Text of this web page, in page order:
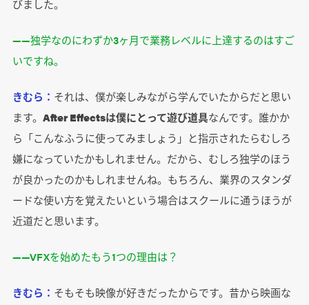
びました。
――独学なのにわずか3ヶ月で業務レベルに上達するのはすご
いですね。
きむら： それは、僕が楽しみながら学んでいたからだと思い
ます。 After Effectsは僕にとって遊び道具なんです。誰かか
ら「こんなふうに使ってみましょう」と指示されたらむしろ
嫌になっていたかもしれません。だから、むしろ独学のほう
が良かったのかもしれませんね。もちろん、業界のスタンダ
ードな使い方を覚えたいという場合はスクールに通うほうが
近道だと思います。
――VFXを始めたもう1つの理由は？
きむら： そもそも映像が好きだったからです。昔から映画な